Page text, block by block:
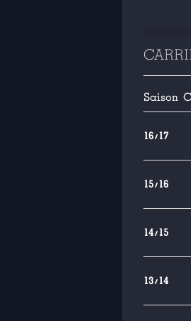
Saison
16/17
15/16
14/15
13/14